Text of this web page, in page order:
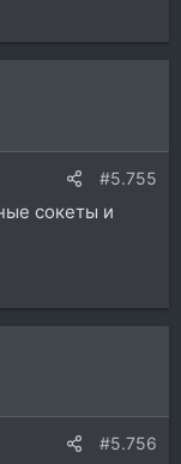
#5.755
сокеты и
#5.756